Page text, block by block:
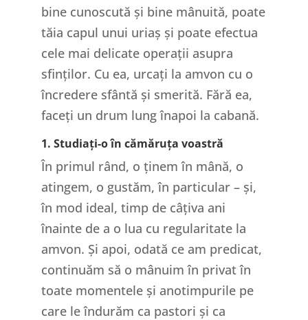
bine cunoscută și bine mânuită, poate
tăia capul unui uriaș și poate efectua
cele mai delicate operații asupra
sfinților. Cu ea, urcați la amvon cu o
încredere sfântă și smerită. Fără ea,
faceți un drum lung înapoi la cabană.
1. Studiați-o în cămăruța voastră
În primul rând, o ținem în mână, o
atingem, o gustăm, în particular – și,
în mod ideal, timp de câțiva ani
înainte de a o lua cu regularitate la
amvon. Și apoi, odată ce am predicat,
continuăm să o mânuim în privat în
toate momentele și anotimpurile pe
care le îndurăm ca pastori și ca